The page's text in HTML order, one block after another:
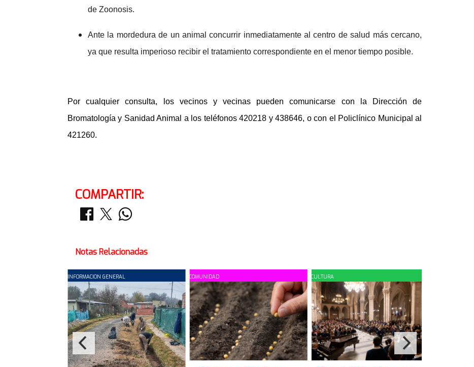
de Zoonosis.
Ante la mordedura de un animal concurrir inmediatamente al centro de salud más cercano,
ya que resulta imperioso recibir el tratamiento correspondiente en el menor tiempo posible.
Por cualquier consulta, los vecinos y vecinas pueden comunicarse con la Dirección de
Bromatología y Sanidad Animal a los teléfonos 420218 y 438646, o con el Policlínico Municipal al
421260.
COMPARTIR:
Notas Relacionadas
INFORMACION GENERAL COMUNIDAD CULTURA